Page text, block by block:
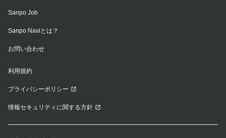
Sanpo Job
Sanpo Naviとは？
お問い合わせ
利用規約
プライバシーポリシー
情報セキュリティに関する方針